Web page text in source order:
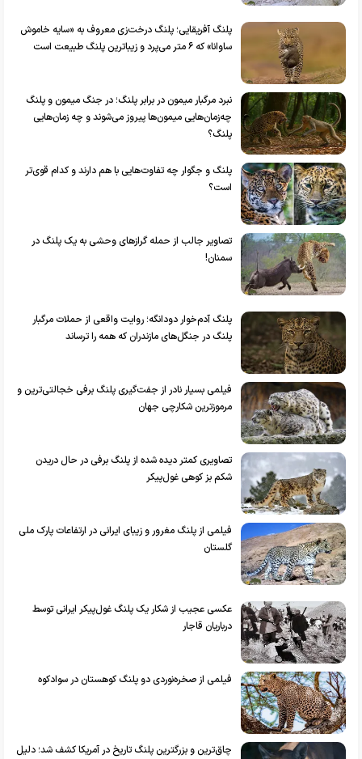
پلنگ آفریقایی؛ پلنگ درخت‌زی معروف به «سایه خاموش
ساوانا» که ۶ متر می‌پرد و زیباترین پلنگ طبیعت است
نبرد مرگبار میمون در برابر پلنگ؛ در جنگ میمون و پلنگ
چه‌زمان‌هایی میمون‌ها پیروز می‌شوند و چه زمان‌هایی
پلنگ؟
پلنگ و جگوار چه تفاوت‌هایی با هم دارند و کدام قوی‌تر
است؟
تصاویر جالب از حمله گراز‌های وحشی به یک پلنگ در
سمنان!
پلنگ آدم‌خوار دودانگه؛ روایت واقعی از حملات مرگبار
پلنگ در جنگل‌های مازندران که همه را ترساند
فیلمی بسیار نادر از جفت‌گیری پلنگ برفی خجالتی‌ترین و
مرموزترین شکارچی جهان
تصاویری کمتر دیده شده از پلنگ برفی در حال دریدن
شکم بز کوهی غول‌پیکر
فیلمی از پلنگ مغرور و زیبای ایرانی در ارتفاعات پارک ملی
گلستان
عکسی عجیب از شکار یک پلنگ غول‌پیکر ایرانی توسط
درباریان قاجار
فیلمی از صخره‌نوردی دو پلنگ کوهستان در سوادکوه
چاق‌ترین و بزرگترین پلنگ تاریخ در آمریکا کشف شد؛ دلیل